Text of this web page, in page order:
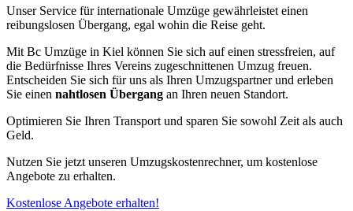
Unser Service für internationale Umzüge gewährleistet einen
reibungslosen Übergang, egal wohin die Reise geht.
Mit Bc Umzüge in Kiel können Sie sich auf einen stressfreien, auf
die Bedürfnisse Ihres Vereins zugeschnittenen Umzug freuen.
Entscheiden Sie sich für uns als Ihren Umzugspartner und erleben
Sie einen nahtlosen Übergang an Ihren neuen Standort.
Optimieren Sie Ihren Transport und sparen Sie sowohl Zeit als auch
Geld.
Nutzen Sie jetzt unseren Umzugskostenrechner, um kostenlose
Angebote zu erhalten.
Kostenlose Angebote erhalten!